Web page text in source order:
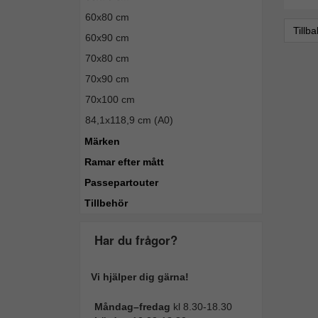
60x80 cm
60x90 cm
70x80 cm
70x90 cm
70x100 cm
84,1x118,9 cm (A0)
Märken
Ramar efter mått
Passepartouter
Tillbehör
Har du frågor?
Vi hjälper dig gärna!
Måndag–fredag kl 8.30-18.30